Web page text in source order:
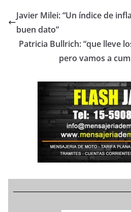
Javier Milei: “Un índice de
buen dato”
Patricia Bullrich: “que lleve
pero vamos a